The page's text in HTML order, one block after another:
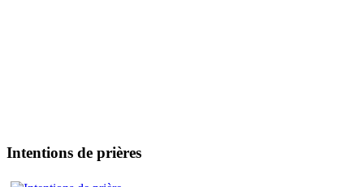
Intentions de prières